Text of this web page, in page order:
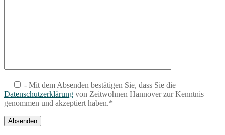
- Mit dem Absenden bestätigen Sie, dass Sie die
Datenschutzerklärung von Zeitwohnen Hannover zur Kenntnis
genommen und akzeptiert haben.*